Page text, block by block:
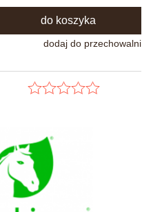
do koszyka
dodaj do przechowalni